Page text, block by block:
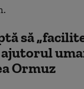
să
ajutorul
Ormuz